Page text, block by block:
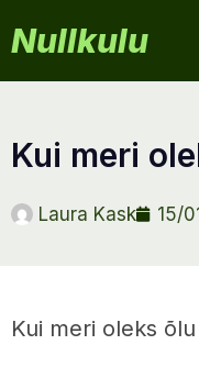
Nullkulu
kui meri
Laura Kask 15/
Kui meri oleks õlu